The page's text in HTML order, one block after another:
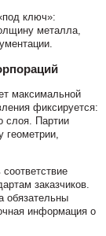
ключ»:
металла,
максимальной
фиксируется:
слоя. Партии
геометрии,
заказчиков.
обязательны
информация о